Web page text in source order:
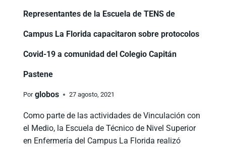
Representantes de la Escuela de TENS de
Campus La Florida capacitaron sobre protocolos
Covid-19 a comunidad del Colegio Capitán
Pastene
Por globos 27 agosto, 2021
Como parte de las actividades de Vinculación con
el Medio, la Escuela de Técnico de Nivel Superior
en Enfermería del Campus La Florida realizó